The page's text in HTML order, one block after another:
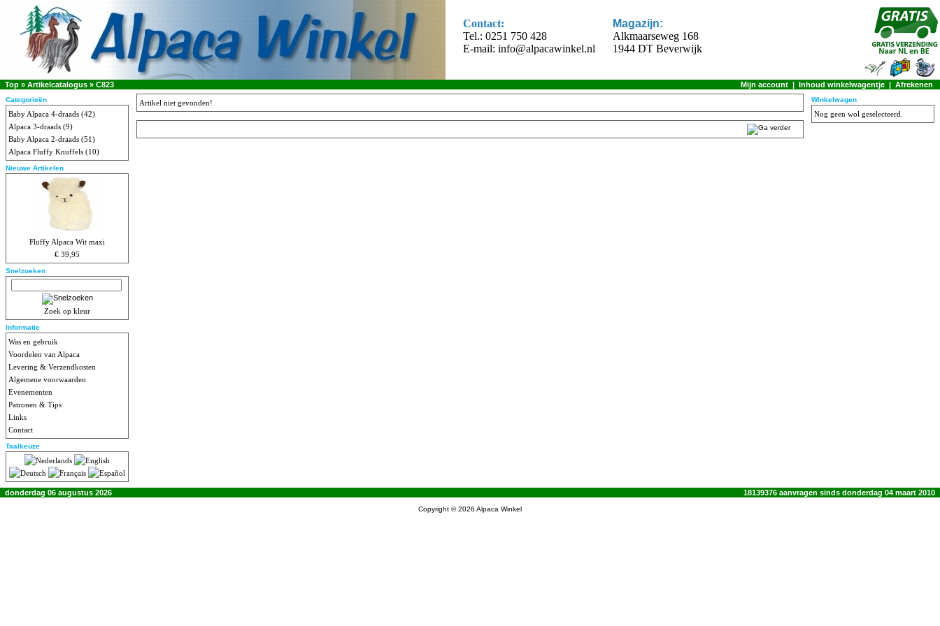
Contact:
Tel.: 0251 750 428
E-mail: info@alpacawinkel.nl
Magazijn:
Alkmaarseweg 168
1944 DT Beverwijk
Top » Artikelcatalogus » C823 Mijn account | Inhoud winkelwagentje | Afrekenen
Categorieën
Baby Alpaca 4-draads (42)
Alpaca 3-draads (9)
Baby Alpaca 2-draads (51)
Alpaca Fluffy Knuffels (10)
Nieuwe Artikelen
Fluffy Alpaca Wit maxi
€ 39,95
Snelzoeken
Zoek op kleur
Informatie
Was en gebruik
Voordelen van Alpaca
Levering & Verzendkosten
Algemene voorwaarden
Evenementen
Patronen & Tips
Links
Contact
Taalkeuze
Artikel niet gevonden! Winkelwagen
Nog geen wol geselecteerd.
donderdag 06 augustus 2026 18139376 aanvragen sinds donderdag 04 maart 2010
Copyright © 2026 Alpaca Winkel